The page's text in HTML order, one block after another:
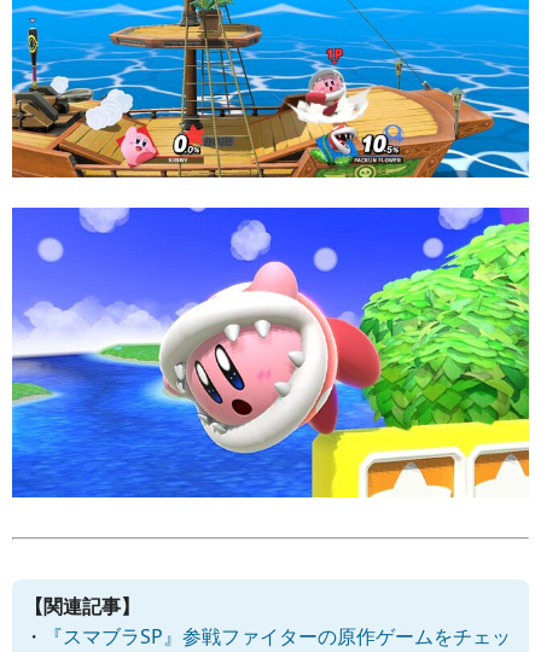
【関連記事】
・
『スマブラSP』参戦ファイターの原作ゲームをチェッ